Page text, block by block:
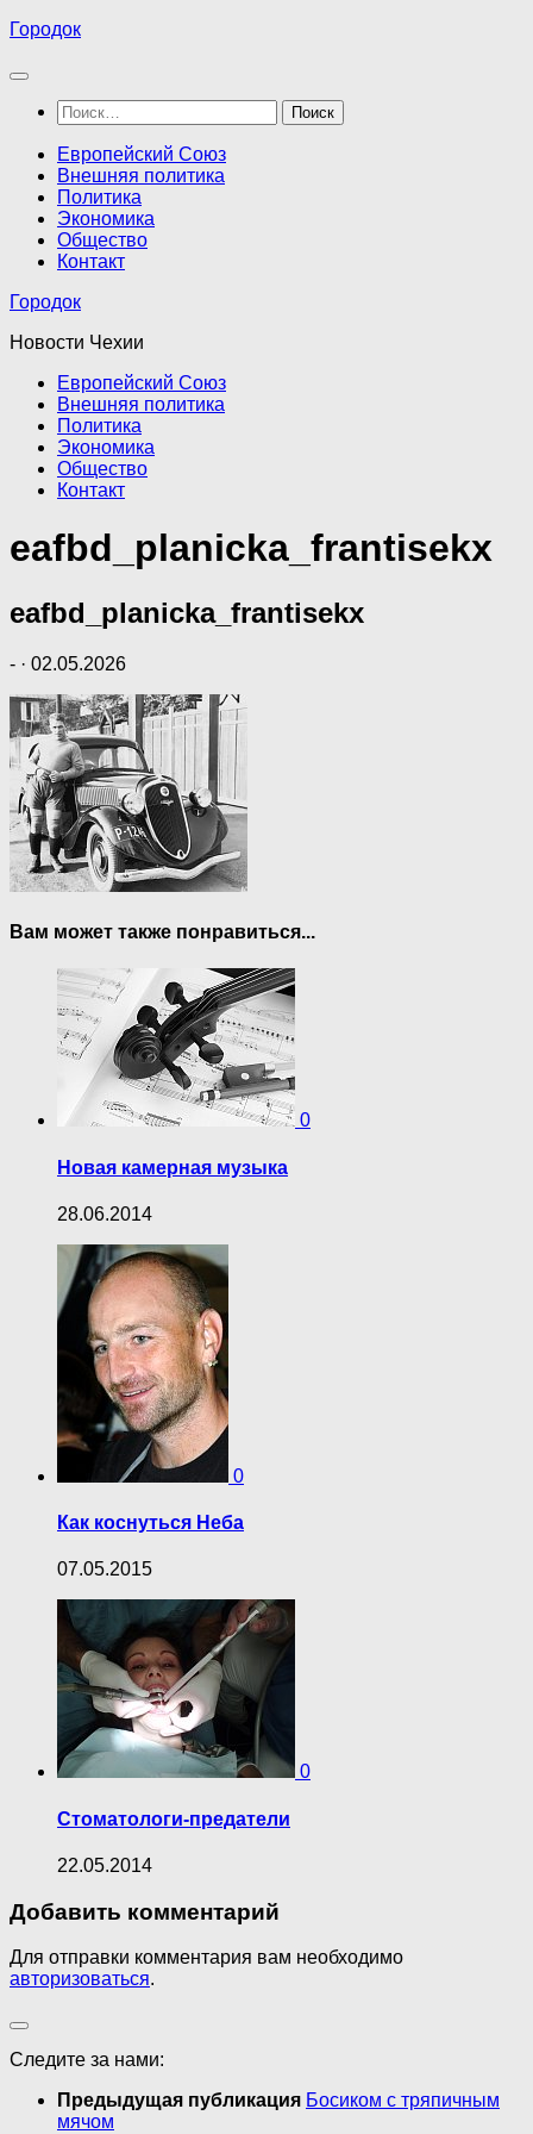
Перейти
содержимому
Городок
Найти:
Европейский Союз
Внешняя политика
Политика
Экономика
Общество
Контакт
Городок
Новости Чехии
Европейский Союз
Внешняя политика
Политика
Экономика
Общество
Контакт
eafbd_planicka_frantisekx
eafbd_planicka_frantisekx
- · 02.05.2026
Вам может также понравиться...
0
Новая камерная музыка
28.06.2014
0
Как коснуться Неба
07.05.2015
0
Стоматологи-предатели
22.05.2014
Добавить комментарий
Для отправки комментария вам необходимо
авторизоваться.
Следите за нами:
Предыдущая публикация Босиком с тряпичным
мячом